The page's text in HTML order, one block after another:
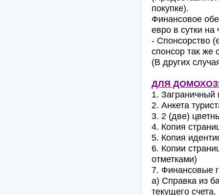
покупке).
Финансовое
евро в сутки на
- Спонсорство
спонсор так же
(В других
ДЛЯ
1. Заграничный
2. Анкета
3. 2 (две)
4. Копия
5. Копия
6. Копии
отметками)
7. Финансовые
а) Cправка из
текущего счета.